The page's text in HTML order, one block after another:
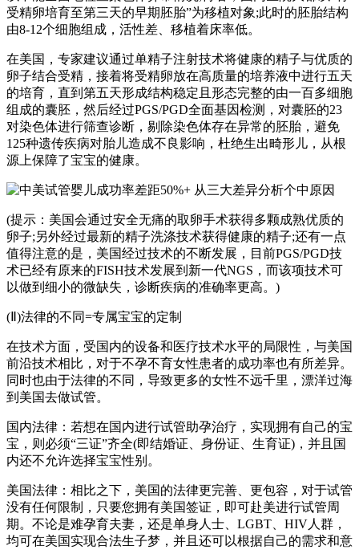
受精卵培育至第三天的早期胚胎”为移植对象;此时的胚胎结构
由8-12个细胞组成，活性差、移植着床率低。
在美国，专家建议通过单精子注射技术将健康的精子与优质的
卵子结合受精，接着将受精卵放在高质量的培养液中进行五天
的培育，直到第五天形成结构稳定且形态完整的由一百多细胞
组成的囊胚，然后经过PGS/PGD全面基因检测，对囊胚的23
对染色体进行筛查诊断，剔除染色体存在异常的胚胎，避免
125种遗传疾病对胎儿造成不良影响，杜绝生出畸形儿，从根
源上保障了宝宝的健康。
(提示：美国会通过安全无痛的取卵手术获得多颗成熟优质的
卵子;另外经过最新的精子洗涤技术获得健康的精子;还有一点
值得注意的是，美国经过技术的不断发展，目前PGS/PGD技
术已经有原来的FISH技术发展到新一代NGS，而该项技术可
以做到细小的微缺失，诊断疾病的准确率更高。)
(Ⅱ)法律的不同=专属宝宝的定制
在技术方面，受国内的设备和医疗技术水平的局限性，与美国
前沿技术相比，对于不孕不育女性患者的成功率也有所差异。
同时也由于法律的不同，导致更多的女性不远千里，漂洋过海
到美国去做试管。
国内法律：若想在国内进行试管助孕治疗，实现拥有自己的宝
宝，则必须“三证”齐全(即结婚证、身份证、生育证)，并且国
内还不允许选择宝宝性别。
美国法律：相比之下，美国的法律更完善、更包容，对于试管
没有任何限制，只要您拥有美国签证，即可赴美进行试管周
期。不论是难孕育夫妻，还是单身人士、LGBT、HIV人群，
均可在美国实现合法生子梦，并且还可以根据自己的需求和意